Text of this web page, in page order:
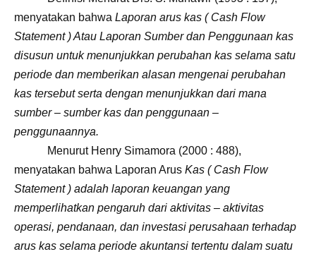
menyatakan bahwa Laporan arus kas ( Cash Flow
Statement ) Atau Laporan Sumber dan Penggunaan kas
disusun untuk menunjukkan perubahan kas selama satu
periode dan memberikan alasan mengenai perubahan
kas tersebut serta dengan menunjukkan dari mana
sumber – sumber kas dan penggunaan –
penggunaannya.
Menurut Henry Simamora (2000 : 488),
menyatakan bahwa Laporan Arus Kas ( Cash Flow
Statement ) adalah laporan keuangan yang
memperlihatkan pengaruh dari aktivitas – aktivitas
operasi, pendanaan, dan investasi perusahaan terhadap
arus kas selama periode akuntansi tertentu dalam suatu